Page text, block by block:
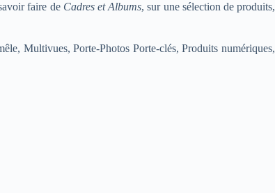
faire de Cadres et Albums, sur une sélection de produits,
Multivues, Porte-Photos Porte-clés, Produits numériques,